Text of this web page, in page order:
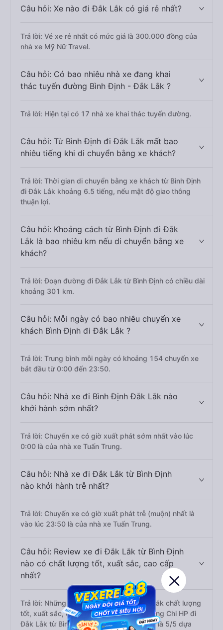
Câu hỏi: Xe nào đi Đắk Lắk có giá rẻ nhất?
Trả lời: Vé xe rẻ nhất có mức giá là 300.000 đồng của
nhà xe Mỹ Nữ Travel.
Câu hỏi: Có bao nhiêu nhà xe đang khai
thác tuyến đường Bình Định - Đắk Lắk ?
Trả lời: Hiện tại có 17 nhà xe khai thác tuyến đường.
Câu hỏi: Từ Bình Định đi Đắk Lắk mất bao
nhiêu tiếng khi di chuyển bằng xe khách?
Trả lời: Thời gian di chuyển bằng xe khách từ Bình Định
đi Đắk Lắk khoảng 6.5 tiếng, nếu mật độ giao thông
thuận lợi.
Câu hỏi: Khoảng cách từ Bình Định đi Đắk
Lắk là bao nhiêu km nếu di chuyển bằng xe
khách?
Trả lời: Đoạn đường đi Đắk Lắk từ Bình Định có chiều dài
khoảng 301 km.
Câu hỏi: Mỗi ngày có bao nhiêu chuyến xe
khách Bình Định đi Đắk Lắk ?
Trả lời: Trung bình mỗi ngày có khoảng 154 chuyến xe
bắt đầu từ 0:00 đến 23:50.
Câu hỏi: Nhà xe đi Bình Định Đắk Lắk nào
khởi hành sớm nhất?
Trả lời: Chuyến xe có giờ xuất phát sớm nhất vào lúc
0:00 là của nhà xe Tuấn Trung.
Câu hỏi: Nhà xe đi Đắk Lắk từ Bình Định
nào khởi hành trễ nhất?
Trả lời: Chuyến xe có giờ xuất phát trễ (muộn) nhất là
vào lúc 23:50 là của nhà xe Tuấn Trung.
Câu hỏi: Review xe đi Đắk Lắk từ Bình Định
nào có chất lượng tốt, xuất sắc, cao cấp
nhất?
Trả lời: Những hãng xe đi Bình Định Đắk Lắk chất lượng
tốt, xuất sắc, cao cấp nhất là nhà xe Vương Chi HP đi
Đắk Lắk từ Bình Định với điểm chất lượng là 5/5 dựa